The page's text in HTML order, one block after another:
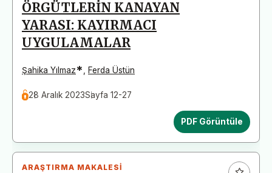
ÖRGÜTLERİN KANAYAN
YARASI: KAYIRMACI
UYGULAMALAR
Şahika Yılmaz* Ferda Üstün
28 Aralık 2023Sayfa 12-27
PDF Görüntüle
ARAŞTIRMA MAKALESI